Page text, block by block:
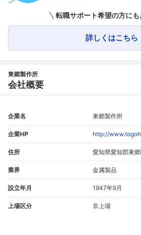
転職サポート希望の方に
詳しくはこちら
東郷製作所
会社概要
企業名 東郷製作所
企業HP http://
住所 愛知県愛知郡東
業界 金属製品
設立年月 1947年9月
上場区分 非上場